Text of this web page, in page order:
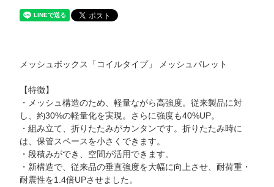
メッシュボックス「コイルタイプ」 メッシュパレット
【特徴】
・メッシュ構造のため、軽量ながら高強度。従来製品に対
し、約30%の軽量化を実現。さらに強度も40%UP。
・組み立て、折りたたみがカンタンです。折りたたみ時に
は、保管スペースを小さくできます。
・段積みができ、空間が活用できます。
・新構造で、従来品の垂直強度を大幅に向上させ、耐荷重・
耐震性を1.4倍UPさせました。
ラミネート
4点吊りベルト
水切り・脱水
内袋付き
価格帯 ～